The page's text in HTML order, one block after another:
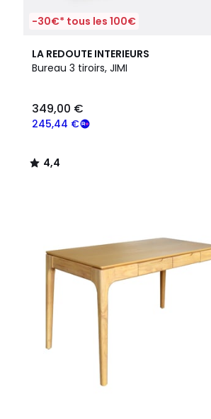
-30€* tous les 100€
LA REDOUTE INTERIEURS
Bureau 3 tiroirs, JIMI
245,44 €
349,00 €
4,4
/ 5
4,4
/